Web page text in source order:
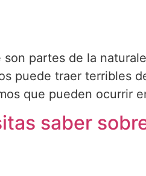
partes de la
puede traer terribles
que pueden ocurrir
saber